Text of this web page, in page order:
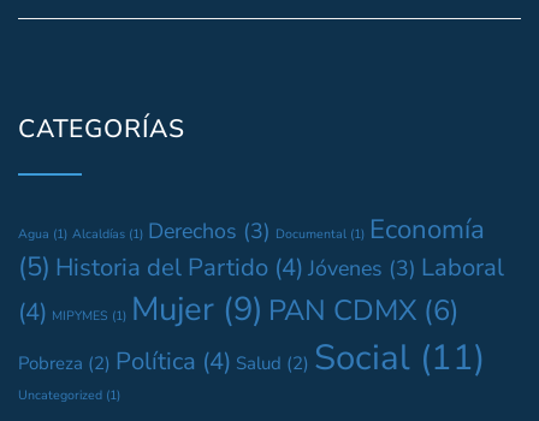
CATEGORÍAS
Agua (1) Alcaldías (1) Derechos (3) Documental (1) Economía
(5) Historia del Partido (4) Jóvenes (3) Laboral
(4) MIPYMES (1) Mujer (9) PAN CDMX (6)
Pobreza (2) Política (4) Salud (2) Social (11)
Uncategorized (1)